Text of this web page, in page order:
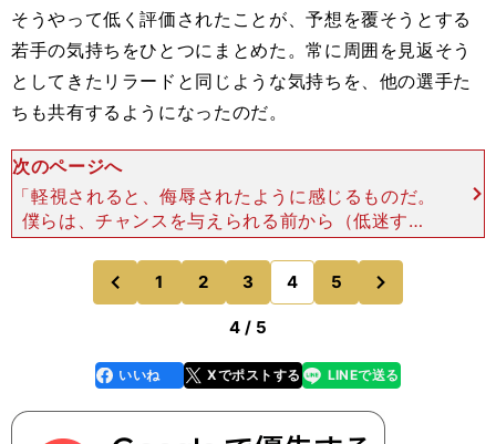
そうやって低く評価されたことが、予想を覆そうとする
若手の気持ちをひとつにまとめた。常に周囲を見返そう
としてきたリラードと同じような気持ちを、他の選手た
ちも共有するようになったのだ。
次のページへ
「軽視されると、侮辱されたように感じるものだ。
僕らは、チャンスを与えられる前から（低迷する
と）決めつけられていた。そういった考えをするの
が僕ひとりでないというのは、チームにとってプラ
スだ」とリラードは
前
のページへ
1 2 3 4 5
のページへ
4 / 5
faceboo
k
いいね Xでポストする
line LINEで送る